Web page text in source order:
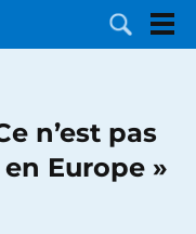
n’est pas
Europe »